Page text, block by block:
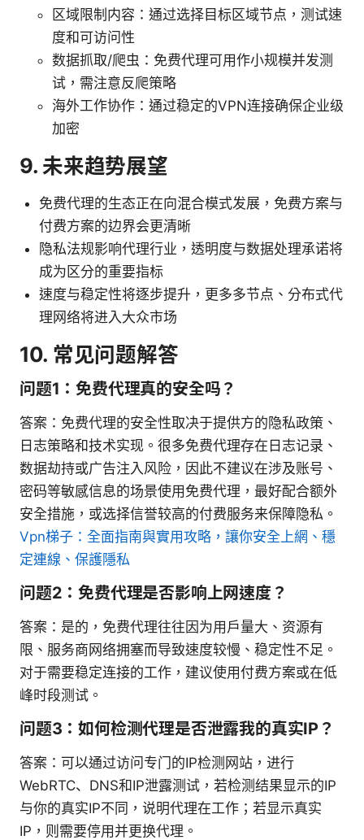
区域限制内容：通过选择目标区域节点，测试速
度和可访问性
数据抓取/爬虫：免费代理可用作小规模并发测
试，需注意反爬策略
海外工作协作：通过稳定的VPN连接确保企业级
加密
9. 未来趋势展望
免费代理的生态正在向混合模式发展，免费方案与
付费方案的边界会更清晰
隐私法规影响代理行业，透明度与数据处理承诺将
成为区分的重要指标
速度与稳定性将逐步提升，更多多节点、分布式代
理网络将进入大众市场
10. 常见问题解答
问题1：免费代理真的安全吗？
答案：免费代理的安全性取决于提供方的隐私政策、
日志策略和技术实现。很多免费代理存在日志记录、
数据劫持或广告注入风险，因此不建议在涉及账号、
密码等敏感信息的场景使用免费代理，最好配合额外
安全措施，或选择信誉较高的付费服务来保障隐私。
Vpn梯子：全面指南與實用攻略，讓你安全上網、穩
定連線、保護隱私
问题2：免费代理是否影响上网速度？
答案：是的，免费代理往往因为用户量大、资源有
限、服务商网络拥塞而导致速度较慢、稳定性不足。
对于需要稳定连接的工作，建议使用付费方案或在低
峰时段测试。
问题3：如何检测代理是否泄露我的真实IP？
答案：可以通过访问专门的IP检测网站，进行
WebRTC、DNS和IP泄露测试，若检测结果显示的IP
与你的真实IP不同，说明代理在工作；若显示真实
IP，则需要停用并更换代理。